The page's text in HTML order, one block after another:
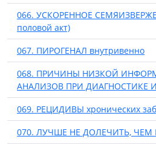
066. УСКОРЕННОЕ
половой акт)
067. ПИРОГЕНАЛ внутривенно
068. ПРИЧИНЫ НИЗКОЙ
АНАЛИЗОВ ПРИ ДИАГНОСТИКЕ
069. РЕЦИДИВЫ хронических
070. ЛУЧШЕ НЕ ДОЛЕЧИТЬ, ЧЕМ